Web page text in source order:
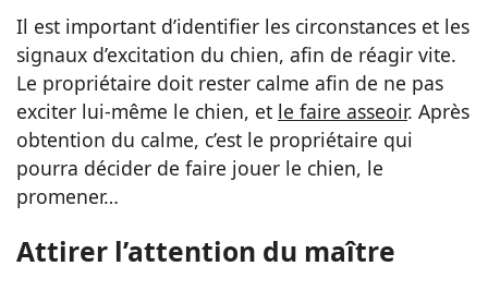
Il est important d’identifier les circonstances et les
signaux d’excitation du chien, afin de réagir vite.
Le propriétaire doit rester calme afin de ne pas
exciter lui-même le chien, et le faire asseoir. Après
obtention du calme, c’est le propriétaire qui
pourra décider de faire jouer le chien, le
promener…
Attirer l’attention du maître